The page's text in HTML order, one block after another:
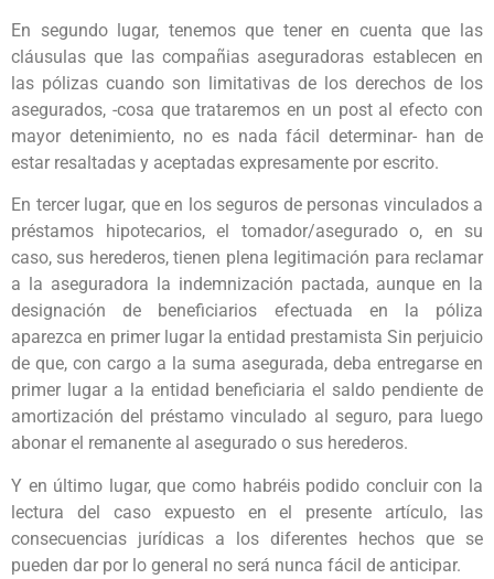
En segundo lugar, tenemos que tener en cuenta que las
cláusulas que las compañias aseguradoras establecen en
las pólizas cuando son limitativas de los derechos de los
asegurados, -cosa que trataremos en un post al efecto con
mayor detenimiento, no es nada fácil determinar- han de
estar resaltadas y aceptadas expresamente por escrito.
En tercer lugar, que en los seguros de personas vinculados a
préstamos hipotecarios, el tomador/asegurado o, en su
caso, sus herederos, tienen plena legitimación para reclamar
a la aseguradora la indemnización pactada, aunque en la
designación de beneficiarios efectuada en la póliza
aparezca en primer lugar la entidad prestamista Sin perjuicio
de que, con cargo a la suma asegurada, deba entregarse en
primer lugar a la entidad beneficiaria el saldo pendiente de
amortización del préstamo vinculado al seguro, para luego
abonar el remanente al asegurado o sus herederos.
Y en último lugar, que como habréis podido concluir con la
lectura del caso expuesto en el presente artículo, las
consecuencias jurídicas a los diferentes hechos que se
pueden dar por lo general no será nunca fácil de anticipar.